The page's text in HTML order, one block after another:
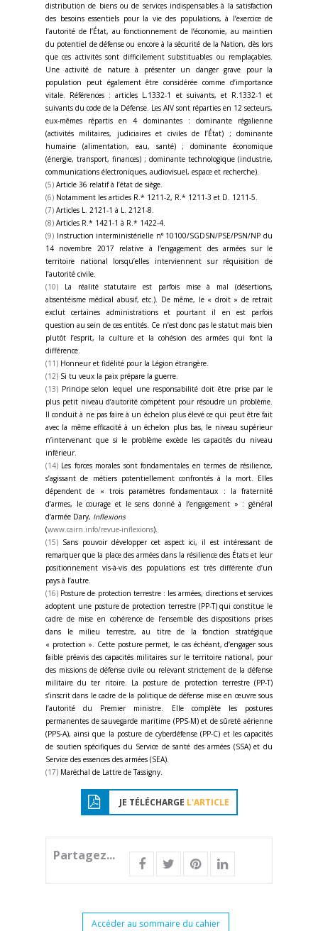
distribution de biens ou de services indispensables à la satisfaction
des besoins essentiels pour la vie des populations, à l’exercice de
l’autorité de l’État, au fonctionnement de l’économie, au maintien
du potentiel de défense ou encore à la sécurité de la Nation, dès lors
que ces activités sont difficilement substituables ou remplaçables.
Une activité de nature à présenter un danger grave pour la
population peut également être considérée comme d’importance
vitale. Références : articles L.1332-1 et suivants, et R.1332-1 et
suivants du code de la Défense. Les AIV sont réparties en 12 secteurs,
eux-mêmes répartis en 4 dominantes : dominante régalienne
(activités militaires, judiciaires et civiles de l’État) ; dominante
humaine (alimentation, eau, santé) ; dominante économique
(énergie, transport, finances) ; dominante technologique (industrie,
communications électroniques, audiovisuel, espace et recherche).
(5) Article 36 relatif à l’état de siège.
(6) Notamment les articles R.* 1211-2, R.* 1211-3 et D. 1211-5.
(7) Articles L. 2121-1 à L. 2121-8.
(8) Articles R.* 1421-1 à R.* 1422-4.
(9) Instruction interministérielle n° 10100/SGDSN/PSE/PSN/NP du
14 novembre 2017 relative à l’engagement des armées sur le
territoire national lorsqu’elles interviennent sur réquisition de
l’autorité civile.
(10) La réalité statutaire est parfois mise à mal (désertions,
absentéisme médical abusif, etc.). De même, le « droit » de retrait
exclut certaines administrations et pourtant il en est parfois
question au sein de ces entités. Ce n’est donc pas le statut mais bien
plutôt l’esprit, la culture et la cohésion des armées qui font la
différence.
(11) Honneur et fidélité pour la Légion étrangère.
(12) Si tu veux la paix prépare la guerre.
(13) Principe selon lequel une responsabilité doit être prise par le
plus petit niveau d’autorité compétent pour résoudre un problème.
Il conduit à ne pas faire à un échelon plus élevé ce qui peut être fait
avec la même efficacité à un échelon plus bas, le niveau supérieur
n’intervenant que si le problème excède les capacités du niveau
inférieur.
(14) Les forces morales sont fondamentales en termes de résilience,
s’agissant de métiers potentiellement confrontés à la mort. Elles
dépendent de « trois paramètres fondamentaux : la fraternité
d’armes, le courage et le sens donné à l’engagement » : général
d’armée Dary, Inflexions
(www.cairn.info/revue-inflexions).
(15) Sans pouvoir développer cet aspect ici, il est intéressant de
remarquer que la place des armées dans la résilience des États et leur
positionnement vis-à-vis des populations est très différente d’un
pays à l’autre.
(16) Posture de protection terrestre : les armées, directions et services
adoptent une posture de protection terrestre (PP-T) qui constitue le
cadre de mise en cohérence de l’ensemble des dispositions prises
dans le milieu terrestre, au titre de la fonction stratégique
« protection ». Cette posture permet, le cas échéant, d’engager sous
faible préavis des capacités militaires sur le territoire national, pour
des missions de défense civile ou relevant strictement de la défense
militaire du ter ritoire. La posture de protection terrestre (PP-T)
s’inscrit dans le cadre de la politique de défense mise en œuvre sous
l’autorité du Premier ministre. Elle complète les postures
permanentes de sauvegarde maritime (PPS-M) et de sûreté aérienne
(PPS-A), ainsi que la posture de cyberdéfense (PP-C) et les capacités
de soutien spécifiques du Service de santé des armées (SSA) et du
Service des essences des armées (SEA).
(17) Maréchal de Lattre de Tassigny.
JE TÉLÉCHARGE L'ARTICLE
Partagez...
Accéder au sommaire du cahier